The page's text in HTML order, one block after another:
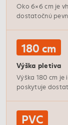
Oko 6×6 cm je
dostatočnú
180 cm
Výška pletiva
Výška 180 cm
poskytuje
PVC